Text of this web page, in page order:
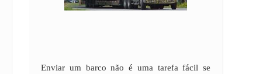
Enviar um barco não é uma tarefa fácil se